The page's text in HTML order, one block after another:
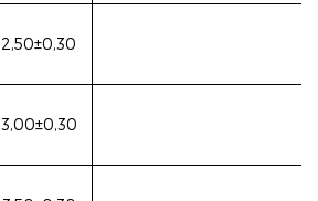
2,50±0,30
3,00±0,30